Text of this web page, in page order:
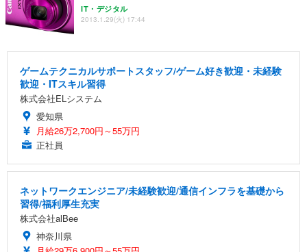
IT・デジタル
2013.1.29(火) 17:44
ゲームテクニカルサポートスタッフ/ゲーム好き歓迎・未経験
歓迎・ITスキル習得
株式会社ELシステム
愛知県
月給26万2,700円～55万円
正社員
ネットワークエンジニア/未経験歓迎/通信インフラを基礎から
習得/福利厚生充実
株式会社alBee
神奈川県